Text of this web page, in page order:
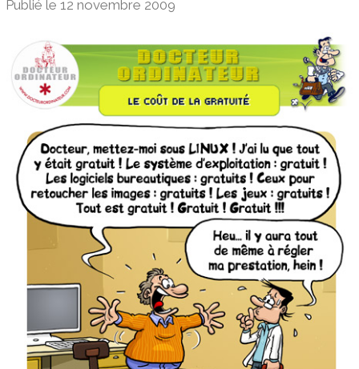
Publié le 12 novembre 2009